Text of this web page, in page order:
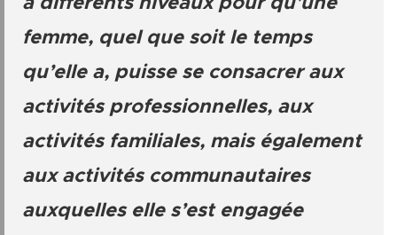
femme, quel que soit le temps
qu’elle a, puisse se consacrer aux
activités professionnelles, aux
activités familiales, mais également
aux activités communautaires
auxquelles elle s’est engagée